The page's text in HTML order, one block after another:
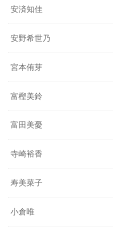
安済知佳
安野希世乃
宮本侑芽
富樫美鈴
富田美憂
寺崎裕香
寿美菜子
小倉唯